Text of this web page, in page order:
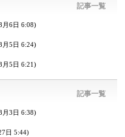
記事一覧
月6日 6:08)
月5日 6:24)
月5日 6:21)
記事一覧
月3日 6:38)
日 5:44)